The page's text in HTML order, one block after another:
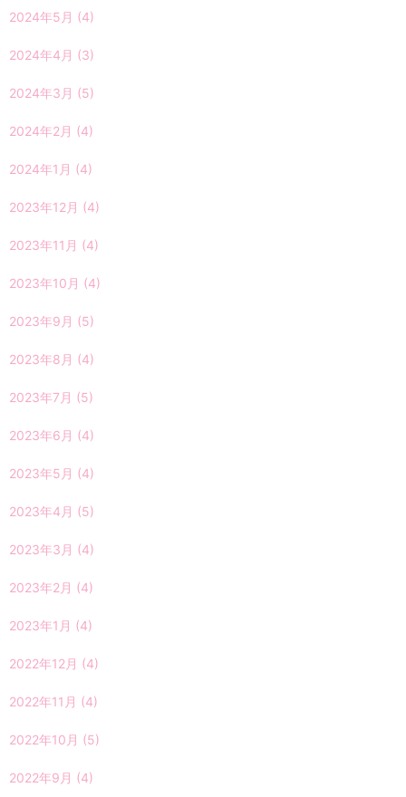
2024年5月 (4)
2024年4月 (3)
2024年3月 (5)
2024年2月 (4)
2024年1月 (4)
2023年12月 (4)
2023年11月 (4)
2023年10月 (4)
2023年9月 (5)
2023年8月 (4)
2023年7月 (5)
2023年6月 (4)
2023年5月 (4)
2023年4月 (5)
2023年3月 (4)
2023年2月 (4)
2023年1月 (4)
2022年12月 (4)
2022年11月 (4)
2022年10月 (5)
2022年9月 (4)